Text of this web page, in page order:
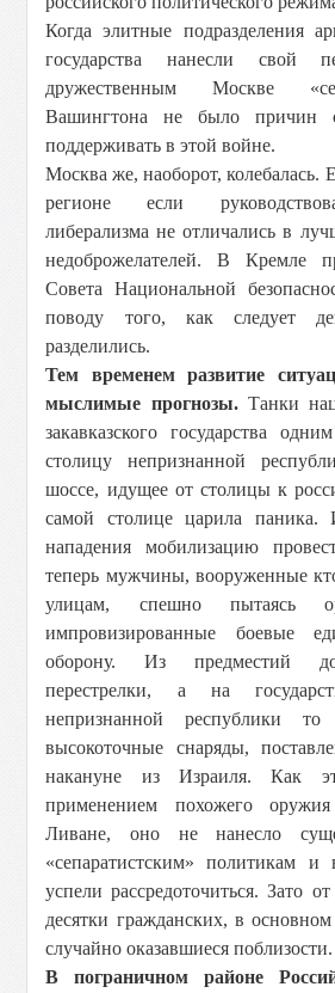
Когда элитные подразделения
государства нанесли свой
дружественным Москве
Вашингтона не было причин
поддерживать в этой войне.
Москва же, наоборот, колебалась.
регионе если
либерализма не отличались в
недоброжелателей. В Кремле
Совета Национальной
поводу того, как следует
разделились.
Тем временем развитие
мыслимые прогнозы.Танки
закавказского государства
столицу непризнанной
шоссе, идущее от столицы к
самой столице царила паника.
нападения мобилизацию
теперь мужчины, вооруженные
улицам, спешно пытаясь
импровизированные боевые
оборону. Из предместий
перестрелки, а на
непризнанной республики
высокоточные снаряды,
накануне из Израиля. Как
применением похожего
Ливане, оно не нанесло
«сепаратистским» политикам и
успели рассредоточиться. Зато
десятки гражданских, в
случайно оказавшиеся поблизости.
В пограничном районе